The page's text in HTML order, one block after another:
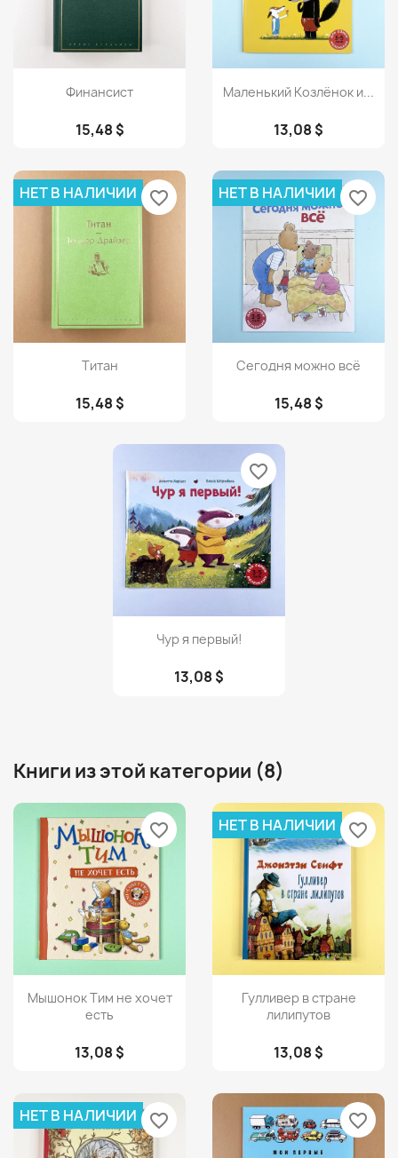
Просмотр
Финансист
15,48 $
Просмотр
Маленький Козлёнок и...
13,08 $
Просмотр
Титан
15,48 $
НЕТ В НАЛИЧИИ favorite_border
Просмотр
Сегодня можно всё
15,48 $
НЕТ В НАЛИЧИИ favorite_border
Просмотр
Чур я первый!
13,08 $
favorite_border
Книги из этой категории (8)
Просмотр
Мышонок Тим не хочет
есть
13,08 $
favorite_border
Просмотр
Гулливер в стране
лилипутов
13,08 $
НЕТ В НАЛИЧИИ favorite_border
НЕТ В НАЛИЧИИ favorite_border favorite_border